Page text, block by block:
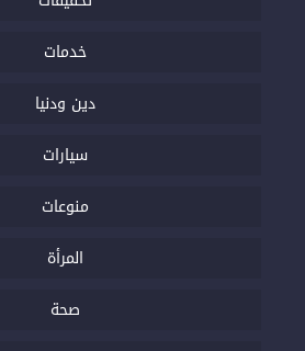
خدمات
دين ودنيا
سيارات
منوعات
المرأة
صحة